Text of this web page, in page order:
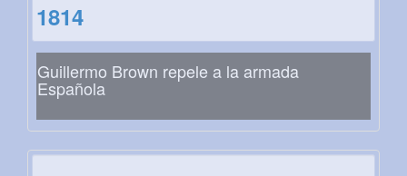
1814
Guillermo Brown repele a la armada
Española